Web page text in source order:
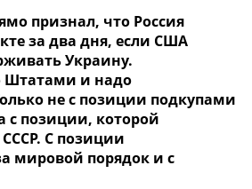
признал, что Россия
за два дня, если США
Украину.
Штатами и надо
не с позиции подкупами
с позиции, которой
СССР. С позиции
мировой порядок и с